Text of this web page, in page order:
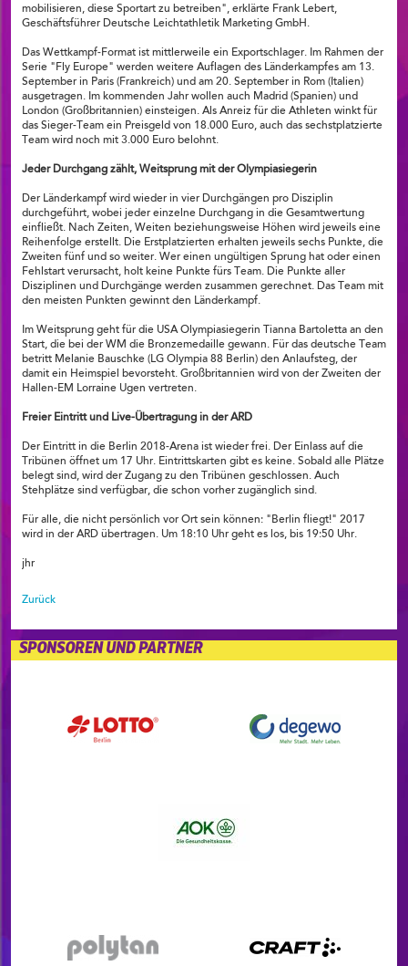
mobilisieren, diese Sportart zu betreiben", erklärte Frank Lebert,
Geschäftsführer Deutsche Leichtathletik Marketing GmbH.
Das Wettkampf-Format ist mittlerweile ein Exportschlager. Im Rahmen der
Serie "Fly Europe" werden weitere Auflagen des Länderkampfes am 13.
September in Paris (Frankreich) und am 20. September in Rom (Italien)
ausgetragen. Im kommenden Jahr wollen auch Madrid (Spanien) und
London (Großbritannien) einsteigen. Als Anreiz für die Athleten winkt für
das Sieger-Team ein Preisgeld von 18.000 Euro, auch das sechstplatzierte
Team wird noch mit 3.000 Euro belohnt.
Jeder Durchgang zählt, Weitsprung mit der Olympiasiegerin
Der Länderkampf wird wieder in vier Durchgängen pro Disziplin
durchgeführt, wobei jeder einzelne Durchgang in die Gesamtwertung
einfließt. Nach Zeiten, Weiten beziehungsweise Höhen wird jeweils eine
Reihenfolge erstellt. Die Erstplatzierten erhalten jeweils sechs Punkte, die
Zweiten fünf und so weiter. Wer einen ungültigen Sprung hat oder einen
Fehlstart verursacht, holt keine Punkte fürs Team. Die Punkte aller
Disziplinen und Durchgänge werden zusammen gerechnet. Das Team mit
den meisten Punkten gewinnt den Länderkampf.
Im Weitsprung geht für die USA Olympiasiegerin Tianna Bartoletta an den
Start, die bei der WM die Bronzemedaille gewann. Für das deutsche Team
betritt Melanie Bauschke (LG Olympia 88 Berlin) den Anlaufsteg, der
damit ein Heimspiel bevorsteht. Großbritannien wird von der Zweiten der
Hallen-EM Lorraine Ugen vertreten.
Freier Eintritt und Live-Übertragung in der ARD
Der Eintritt in die Berlin 2018-Arena ist wieder frei. Der Einlass auf die
Tribünen öffnet um 17 Uhr. Eintrittskarten gibt es keine. Sobald alle Plätze
belegt sind, wird der Zugang zu den Tribünen geschlossen. Auch
Stehplätze sind verfügbar, die schon vorher zugänglich sind.
Für alle, die nicht persönlich vor Ort sein können: "Berlin fliegt!" 2017
wird in der ARD übertragen. Um 18:10 Uhr geht es los, bis 19:50 Uhr.
jhr
Zurück
SPONSOREN UND PARTNER